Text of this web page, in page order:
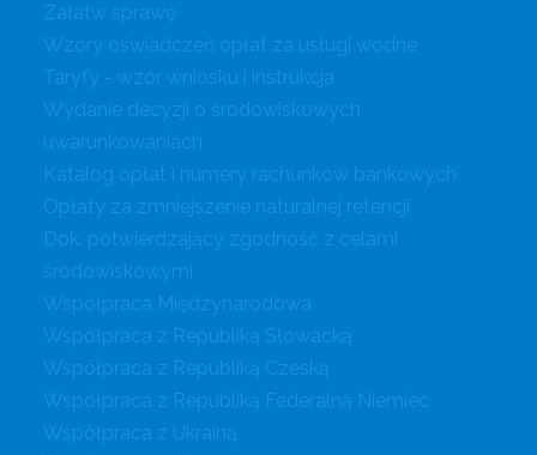
Załatw sprawę
Wzory oświadczeń opłat za usługi wodne
Taryfy - wzór wniosku i instrukcja
Wydanie decyzji o środowiskowych
uwarunkowaniach
Katalog opłat i numery rachunków bankowych
Opłaty za zmniejszenie naturalnej retencji
Dok. potwierdzający zgodność z celami
środowiskowymi
Współpraca Międzynarodowa
Współpraca z Republiką Słowacką
Współpraca z Republiką Czeską
Współpraca z Republiką Federalną Niemiec
Współpraca z Ukrainą